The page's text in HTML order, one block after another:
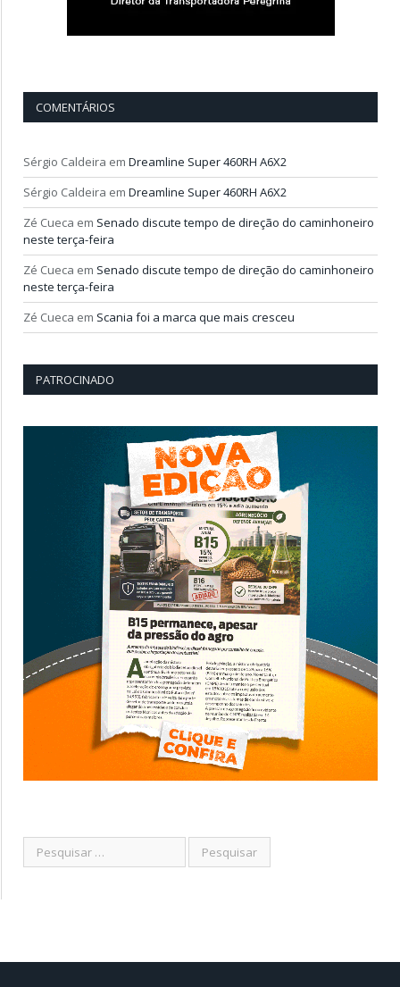
COMENTÁRIOS
Sérgio Caldeira em Dreamline Super 460RH A6X2
Sérgio Caldeira em Dreamline Super 460RH A6X2
Zé Cueca em Senado discute tempo de direção do caminhoneiro
neste terça-feira
Zé Cueca em Senado discute tempo de direção do caminhoneiro
neste terça-feira
Zé Cueca em Scania foi a marca que mais cresceu
PATROCINADO